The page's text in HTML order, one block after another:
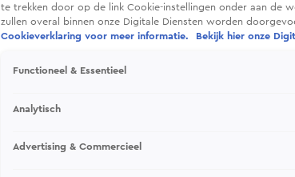
te trekken door op de link Cookie-instellingen onder aan de
zullen overal binnen onze Digitale Diensten worden
Cookieverklaring voor meer informatie.
Bekijk hier onze
Functioneel & Essentieel
Analytisch
Advertising & Commercieel